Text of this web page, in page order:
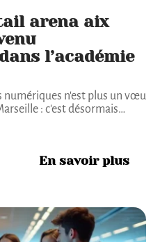
arena aix
l’académie
numériques n'est plus un vœu
: c'est désormais…
En savoir plus